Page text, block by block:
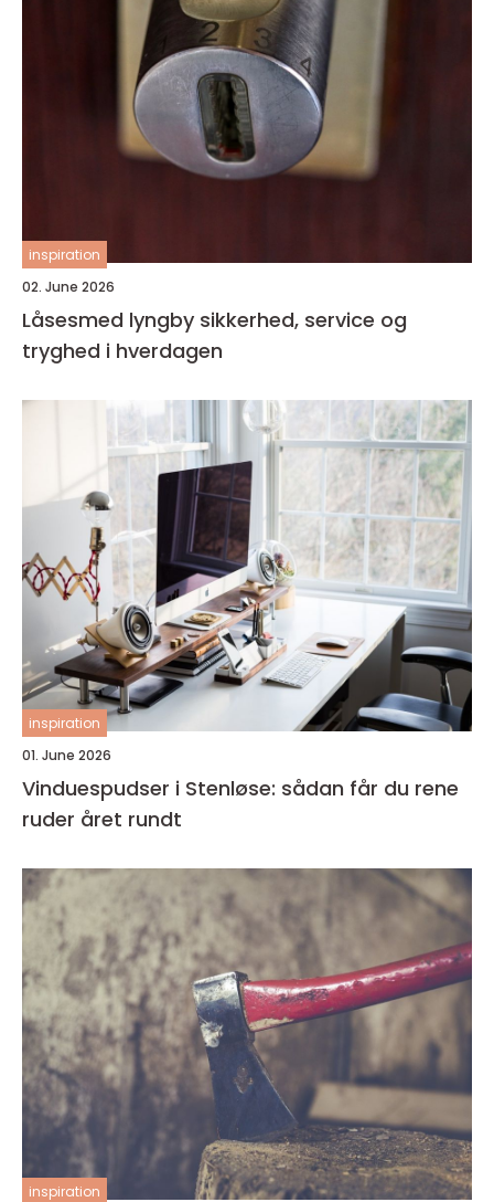
inspiration
02. June 2026
Låsesmed lyngby sikkerhed, service og
tryghed i hverdagen
inspiration
01. June 2026
Vinduespudser i Stenløse: sådan får du rene
ruder året rundt
inspiration